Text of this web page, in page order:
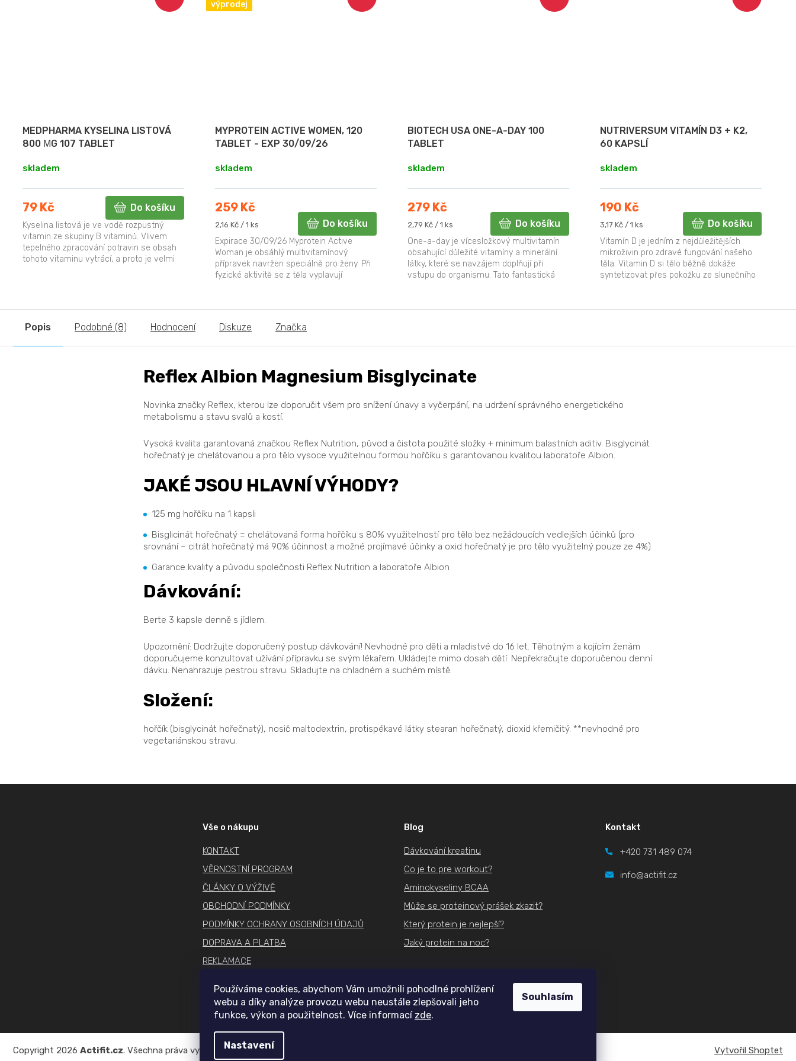
Používáme cookies, abychom Vám umožnili pohodlné prohlížení
webu a díky analýze provozu webu neustále zlepšovali jeho
funkce, výkon a použitelnost. Více informací zde.
Nastavení
Souhlasím
MEDPHARMA KYSELINA LISTOVÁ
800 ΜG 107 TABLET
skladem
79 Kč Do košíku
Kyselina listová je ve vodě rozpustný
vitamin ze skupiny B vitaminů. Vlivem
tepelného zpracování potravin se obsah
tohoto vitaminu vytrácí, a proto je velmi
výprodej
MYPROTEIN ACTIVE WOMEN, 120
TABLET - EXP 30/09/26
skladem
259 Kč
Měrná
2,16 Kč / 1 ks Do košíku
Expirace 30/09/26 Myprotein Active
Woman je obsáhlý multivitamínový
přípravek navržen speciálně pro ženy. Při
fyzické aktivitě se z těla vyplavují
BIOTECH USA ONE-A-DAY 100
TABLET
skladem
279 Kč
Měrná
2,79 Kč / 1 ks Do košíku
One-a-day je vícesložkový multivitamín
obsahující důležité vitamíny a minerální
látky, které se navzájem doplňují při
vstupu do organismu. Tato fantastická
NUTRIVERSUM VITAMÍN D3 + K2,
60 KAPSLÍ
skladem
190 Kč
Měrná
3,17 Kč / 1 ks Do košíku
Vitamín D je jedním z nejdůležitějších
mikroživin pro zdravé fungování našeho
těla. Vitamin D si tělo běžně dokáže
syntetizovat přes pokožku ze slunečního
Popis Podobné (8) Hodnocení Diskuze Značka
Reflex Albion Magnesium Bisglycinate
Novinka značky Reflex, kterou lze doporučit všem pro snížení únavy a vyčerpání, na udržení správného energetického
metabolismu a stavu svalů a kostí.
Vysoká kvalita garantovaná značkou Reflex Nutrition, původ a čistota použité složky + minimum balastních aditiv. Bisglycinát
hořečnatý je chelátovanou a pro tělo vysoce využitelnou formou hořčíku s garantovanou kvalitou laboratoře Albion.
JAKÉ JSOU HLAVNÍ VÝHODY?
125 mg hořčíku na 1 kapsli
Bisglicinát hořečnatý = chelátovaná forma hořčíku s 80% využitelností pro tělo bez nežádoucích vedlejších účinků (pro
srovnání – citrát hořečnatý má 90% účinnost a možné projímavé účinky a oxid hořečnatý je pro tělo využitelný pouze ze 4%)
Garance kvality a původu společnosti Reflex Nutrition a laboratoře Albion
Dávkování:
Berte 3 kapsle denně s jídlem.
Upozornění: Dodržujte doporučený postup dávkování! Nevhodné pro děti a mladistvé do 16 let. Těhotným a kojícím ženám
doporučujeme konzultovat užívání přípravku se svým lékařem. Ukládejte mimo dosah dětí. Nepřekračujte doporučenou denní
dávku. Nenahrazuje pestrou stravu. Skladujte na chladném a suchém místě.
Složení:
hořčík (bisglycinát hořečnatý), nosič maltodextrin, protispékavé látky stearan hořečnatý, dioxid křemičitý. **nevhodné pro
vegetariánskou stravu.
Vše o nákupu
KONTAKT
VĚRNOSTNÍ PROGRAM
ČLÁNKY O VÝŽIVĚ
OBCHODNÍ PODMÍNKY
PODMÍNKY OCHRANY OSOBNÍCH ÚDAJŮ
DOPRAVA A PLATBA
REKLAMACE
Blog
Dávkování kreatinu
Co je to pre workout?
Aminokyseliny BCAA
Může se proteinový prášek zkazit?
Který protein je nejlepší?
Jaký protein na noc?
Kontakt
+420 731 489 074
info@actifit.cz
Vytvořil Shoptet
Copyright 2026 Actifit.cz. Všechna práva vyhrazena.